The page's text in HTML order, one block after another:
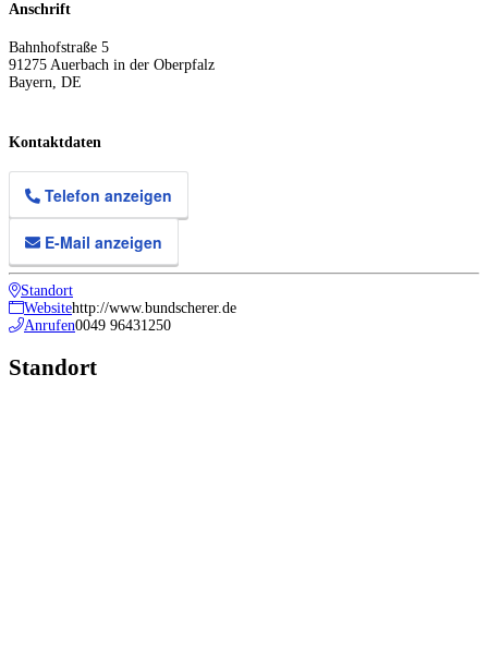
Anschrift
Bahnhofstraße 5
91275 Auerbach in der Oberpfalz
Bayern DE
Kontaktdaten
Telefon anzeigen
E-Mail anzeigen
Standort
Websitehttp://www.bundscherer.de
Anrufen0049 96431250
Standort